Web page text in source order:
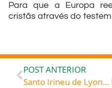
Para que a Europa
cristãs através do
POST ANTERIOR
Santo Irineu de Lyon, celebrado hoje, 28, roga por todos nós!